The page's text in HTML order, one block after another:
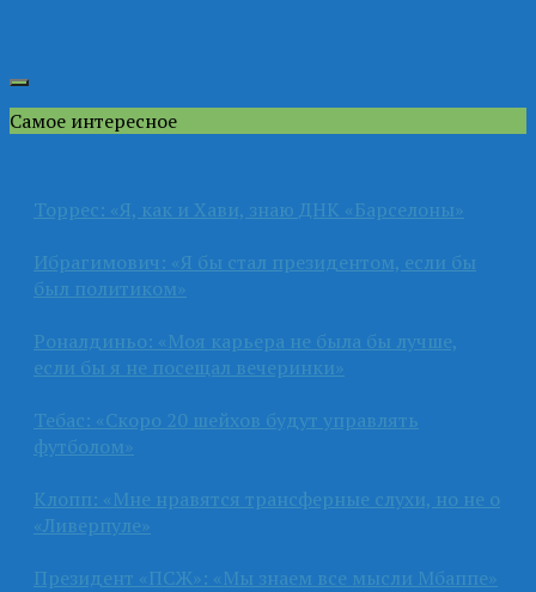
Самое интересное
Торрес: «Я, как и Хави, знаю ДНК «Барселоны»
Ибрагимович: «Я бы стал президентом, если бы
был политиком»
Роналдиньо: «Моя карьера не была бы лучше,
если бы я не посещал вечеринки»
Тебас: «Скоро 20 шейхов будут управлять
футболом»
Клопп: «Мне нравятся трансферные слухи, но не о
«Ливерпуле»
Президент «ПСЖ»: «Мы знаем все мысли Мбаппе»